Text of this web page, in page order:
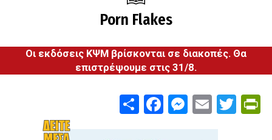
Porn Flakes
Οι εκδόσεις ΚΨΜ βρίσκονται σε διακοπές. Θα
επιστρέψουμε στις 31/8.
ShareFacebook
Email